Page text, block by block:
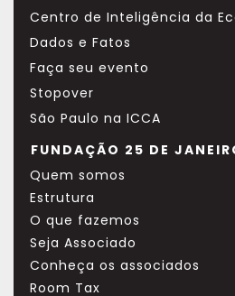
Centro de Inteligência da
Dados e Fatos
Faça seu evento
Stopover
São Paulo na ICCA
FUNDAÇÃO 25 DE
Quem somos
Estrutura
O que fazemos
Seja Associado
Conheça os associados
Room Tax